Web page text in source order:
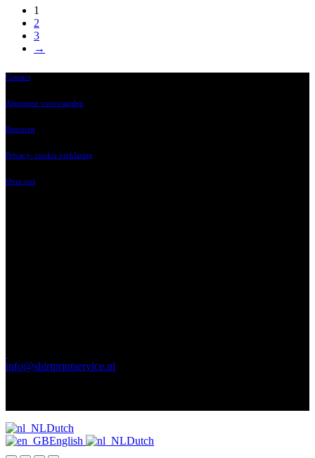
1
2
3
→
Contact
Algemene voorwaarden
Retouren
Privacy- cookie verklaring
Over ons
info@shirtprintservice.nl
Dutch
English
Dutch